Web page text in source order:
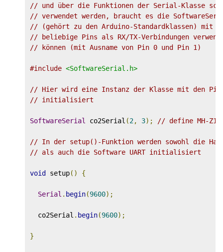
// und über die Funktionen der Serial-Klasse
// verwendet werden, braucht es die
// (gehört zu den Arduino-Standardklassen) mit
// beliebige Pins als RX/TX-Verbindungen
// können (mit Ausname von Pin 0 und Pin 1)
#include <SoftwareSerial.h>
// Hier wird eine Instanz der Klasse mit den
// initialisiert
SoftwareSerial co2Serial (2, 3); // define MH-Z19
// In der setup()-Funktion werden sowohl die
// als auch die Software UART initialisiert
void setup() {
Serial . begin(9600);
co2Serial . begin(9600);
}